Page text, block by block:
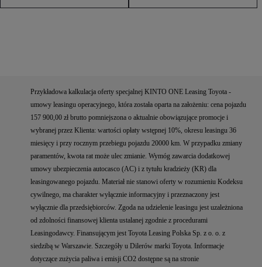
Przykładowa kalkulacja oferty specjalnej KINTO ONE Leasing Toyota -
umowy leasingu operacyjnego, która została oparta na założeniu: cena pojazdu
157 900,00 zł brutto pomniejszona o aktualnie obowiązujące promocje i
wybranej przez Klienta: wartości opłaty wstępnej 10%, okresu leasingu 36
miesięcy i przy rocznym przebiegu pojazdu 20000 km. W przypadku zmiany
paramentów, kwota rat może ulec zmianie. Wymóg zawarcia dodatkowej
umowy ubezpieczenia autocasco (AC) i z tytułu kradzieży (KR) dla
leasingowanego pojazdu. Materiał nie stanowi oferty w rozumieniu Kodeksu
cywilnego, ma charakter wyłącznie informacyjny i przeznaczony jest
wyłącznie dla przedsiębiorców. Zgoda na udzielenie leasingu jest uzależniona
od zdolności finansowej klienta ustalanej zgodnie z procedurami
Leasingodawcy. Finansującym jest Toyota Leasing Polska Sp. z o. o. z
siedzibą w Warszawie. Szczegóły u Dilerów marki Toyota. Informacje
dotyczące zużycia paliwa i emisji CO2 dostępne są na stronie